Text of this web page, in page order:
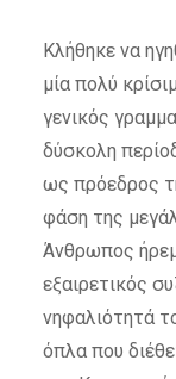
Κλήθηκε να
μία πολύ
γενικός
δύσκολη
ως πρόεδρος
φάση της
Άνθρωπος
εξαιρετικός
νηφαλιότητά
όπλα που